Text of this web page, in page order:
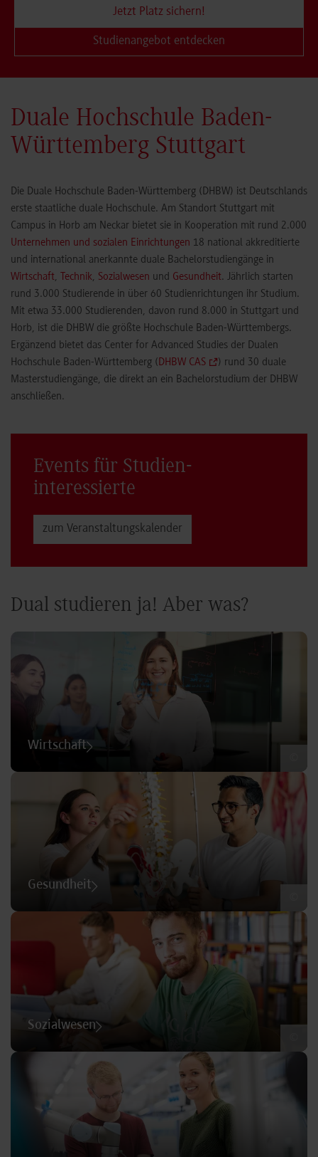
Jetzt Platz sichern!
Studienangebot entdecken
Duale Hochschule Baden-
Württemberg Stuttgart
Die Duale Hochschule Baden-Württemberg (DHBW) ist Deutschlands
erste staatliche duale Hochschule. Am Standort Stuttgart mit
Campus in Horb am Neckar bietet sie in Kooperation mit rund 2.000
Unternehmen und sozialen Einrichtungen 18 national akkreditierte
und international anerkannte duale Bachelorstudiengänge in
Wirtschaft, Technik, Sozialwesen und Gesundheit. Jährlich starten
rund 3.000 Studierende in über 60 Studienrichtungen ihr Studium.
Mit etwa 33.000 Studierenden, davon rund 8.000 in Stuttgart und
Horb, ist die DHBW die größte Hochschule Baden-Württembergs.
Ergänzend bietet das Center for Advanced Studies der Dualen
Hochschule Baden-Württemberg (DHBW CAS
) rund 30 duale
Masterstudiengänge, die direkt an ein Bachelorstudium der DHBW
anschließen.
Events für Studien­
interessierte
zum Veranstaltungs­kalender
Dual studieren ja! Aber was?
Wirtschaft
Gesundheit
Sozialwesen